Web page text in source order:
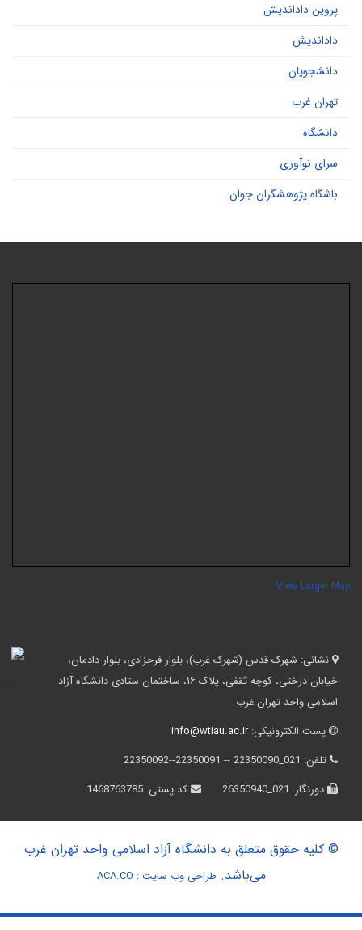
پروین داداندیش
داداندیش
دانشجویان
تهران غرب
دانشگاه
سرای نوآوری
باشگاه پژوهشگران جوان
View Larger
نشانی:شهرک قدس (شهرک غرب)، بلوار فرحزادی، بلوار دادمان،
خیابان درختی، کوچه ثقفی، پلاک ۱۶، ساختمان ستادی دانشگاه آزاد
اسلامی واحد تهران غرب
پست الکترونیکی:info@wtiau.ac.ir
تلفن:021_22350090 -- 22350091--22350092
دورنگار:021_26350940 کد پستی:1468763785
© کلیه حقوق متعلق به دانشگاه آزاد اسلامی واحد تهران غرب
می‌باشد.طراحی وب سایت :ACA.CO